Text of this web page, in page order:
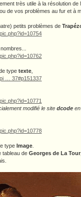
très utile à la résolution de
de vos problèmes au fur et à
petits problèmes de
type texte
… 37#p151337
modifié le site dcode
type Image
tableau de Georges de La Tour